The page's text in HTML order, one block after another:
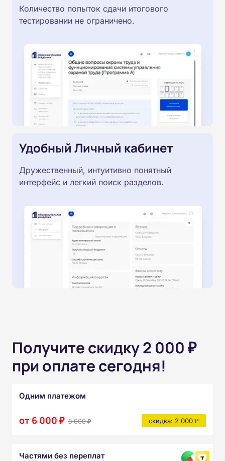
Количество попыток сдачи итогового
тестировании не ограничено.
Удобный Личный кабинет
Дружественный, интуитивно понятный
интерфейс и легкий поиск разделов.
Получите скидку 2 000 ₽
при оплате сегодня!
Одним платежом
от 6 000 ₽ 8 000 ₽ скидка: 2 000 ₽
Частями без переплат